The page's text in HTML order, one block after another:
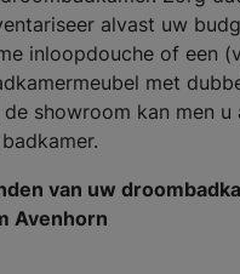
alvast uw
inloopdouche of een
met
showroom kan men u
van uw
Avenhorn